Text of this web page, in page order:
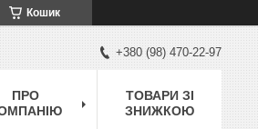
Кошик
+380 (98) 470-22-97
ПРО
ТОВАРИ ЗІ
ЗНИЖКОЮ